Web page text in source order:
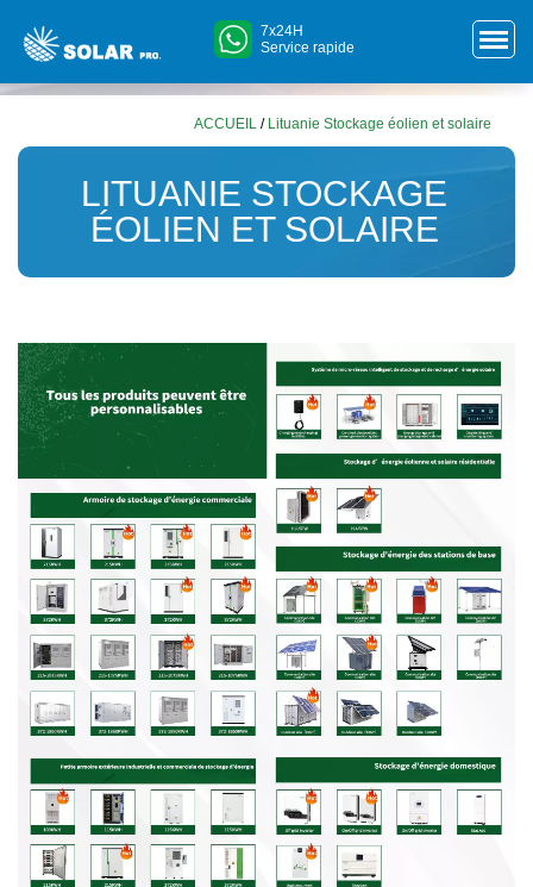
7x24H
Service rapide
ACCUEIL / Lituanie Stockage éolien et solaire
LITUANIE STOCKAGE
ÉOLIEN ET SOLAIRE